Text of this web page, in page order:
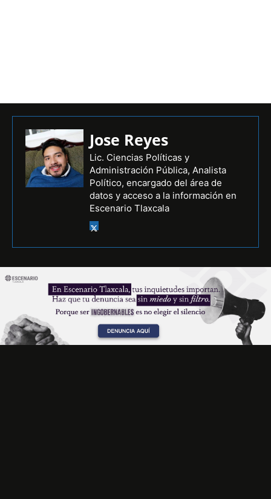
Jose Reyes
Lic. Ciencias Políticas y
Administración Pública, Analista
Político, encargado del área de
datos y acceso a la información en
Escenario Tlaxcala